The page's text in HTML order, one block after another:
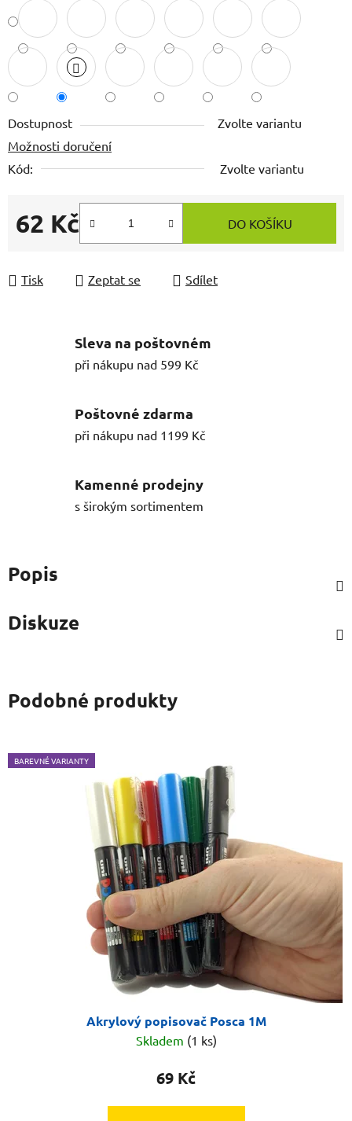
Dostupnost
Zvolte variantu
Možnosti doručení
Kód:
Zvolte variantu
62 Kč
Měrná cena:
DO KOŠÍKU
Tisk Zeptat se Sdílet
Sleva na poštovném
při nákupu nad 599 Kč
Poštovné zdarma
při nákupu nad 1199 Kč
Kamenné prodejny
s širokým sortimentem
Popis
Diskuze
Podobné produkty
BAREVNÉ VARIANTY
Akrylový popisovač Posca 1M
Skladem (1 ks)
69 Kč